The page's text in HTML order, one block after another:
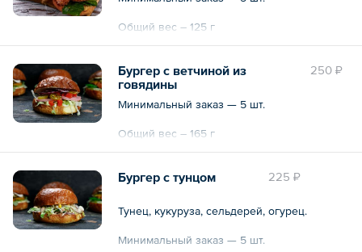
Общий вес – 125 г
250 ₽
Бургер с ветчиной из
говядины
Минимальный заказ — 5 шт.
Общий вес – 165 г
225 ₽
Бургер с тунцом
Тунец, кукуруза, сельдерей, огурец.
Минимальный заказ — 5 шт.